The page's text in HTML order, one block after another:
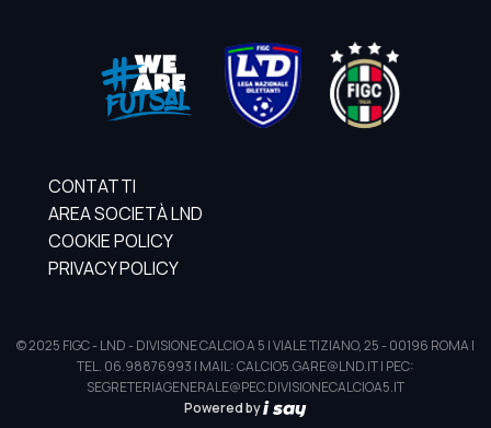
CONTATTI
AREA SOCIETÀ LND
COOKIE POLICY
PRIVACY POLICY
© 2025 FIGC - LND - DIVISIONE CALCIO A 5 | VIALE TIZIANO, 25 - 00196 ROMA |
TEL. 06.98876993 | MAIL: CALCIO5.GARE@LND.IT | PEC:
SEGRETERIAGENERALE@PEC.DIVISIONECALCIOA5.IT
Powered by